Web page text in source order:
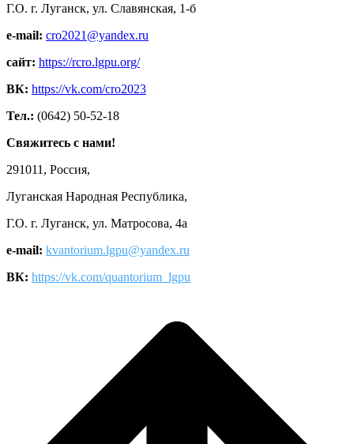
Г.О. г. Луганск, ул. Славянская, 1-б
e-mail: cro2021@yandex.ru
сайт: https://rcro.lgpu.org/
ВК: https://vk.com/cro2023
Тел.: (0642) 50-52-18
Свяжитесь с нами!
291011, Россия,
Луганская Народная Республика,
Г.О. г. Луганск, ул. Матросова, 4а
e-mail: kvantorium.lgpu@yandex.ru
ВК: https://vk.com/quantorium_lgpu